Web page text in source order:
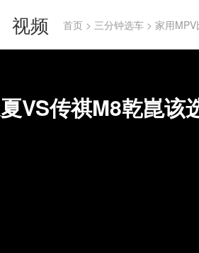
视频 首页 > 三分钟选车 > 家用
VS传祺M8乾崑该